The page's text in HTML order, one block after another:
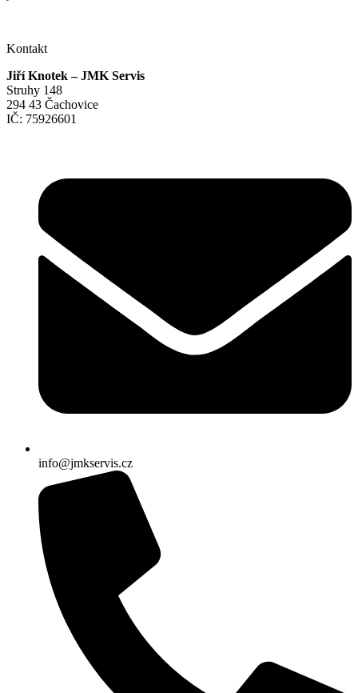
Kontakt
Jiří Knotek – JMK Servis
Struhy 148
294 43 Čachovice
IČ: 75926601
info@jmkservis.cz